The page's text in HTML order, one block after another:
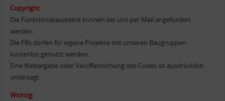
Copyright:
Die Funktionsbausteine können bei uns per Mail angefordert
werden.
Die FBs dürfen für eigene Projekte mit unseren Baugruppen
kostenlos genutzt werden.
Eine Weitergabe oder Veröffentlichung des Codes ist ausdrücklich
untersagt.
Wichtig: